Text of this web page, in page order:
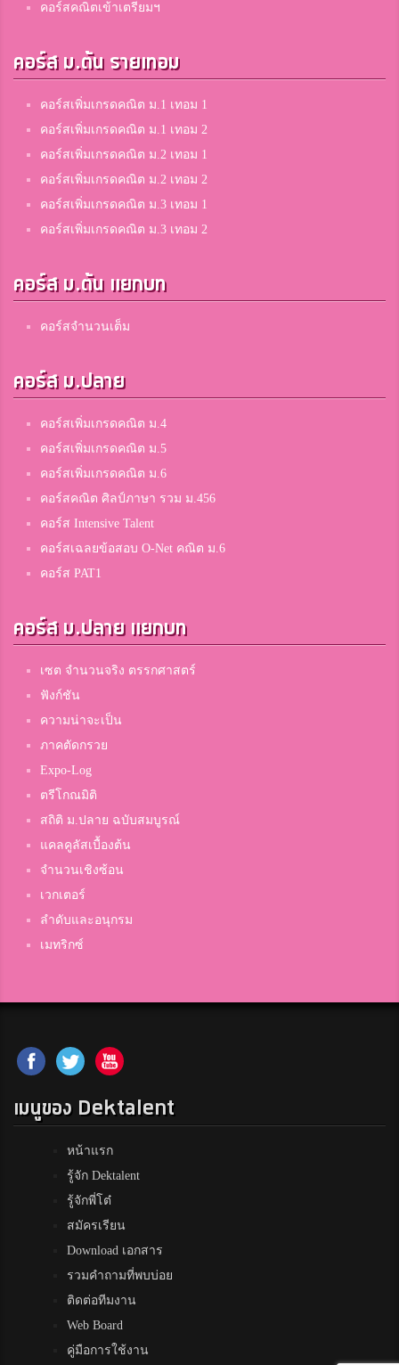
คอร์สคณิตเข้าเตรียมฯ
คอร์ส ม.ต้น รายเทอม
คอร์สเพิ่มเกรดคณิต ม.1 เทอม 1
คอร์สเพิ่มเกรดคณิต ม.1 เทอม 2
คอร์สเพิ่มเกรดคณิต ม.2 เทอม 1
คอร์สเพิ่มเกรดคณิต ม.2 เทอม 2
คอร์สเพิ่มเกรดคณิต ม.3 เทอม 1
คอร์สเพิ่มเกรดคณิต ม.3 เทอม 2
คอร์ส ม.ต้น แยกบท
คอร์สจำนวนเต็ม
คอร์ส ม.ปลาย
คอร์สเพิ่มเกรดคณิต ม.4
คอร์สเพิ่มเกรดคณิต ม.5
คอร์สเพิ่มเกรดคณิต ม.6
คอร์สคณิต ศิลป์ภาษา รวม ม.456
คอร์ส Intensive Talent
คอร์สเฉลยข้อสอบ O-Net คณิต ม.6
คอร์ส PAT1
คอร์ส ม.ปลาย แยกบท
เซต จำนวนจริง ตรรกศาสตร์
ฟังก์ชัน
ความน่าจะเป็น
ภาคตัดกรวย
Expo-Log
ตรีโกณมิติ
สถิติ ม.ปลาย ฉบับสมบูรณ์
แคลคูลัสเบื้องต้น
จำนวนเชิงซ้อน
เวกเตอร์
ลำดับและอนุกรม
เมทริกซ์
เมนูของ Dektalent
หน้าแรก
รู้จัก Dektalent
รู้จักพี่โต๋
สมัครเรียน
Download เอกสาร
รวมคำถามที่พบบ่อย
ติดต่อทีมงาน
Web Board
คู่มือการใช้งาน